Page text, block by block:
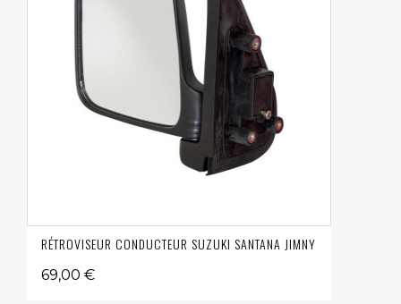
RÉTROVISEUR CONDUCTEUR SUZUKI SANTANA JIMNY
69,00 €